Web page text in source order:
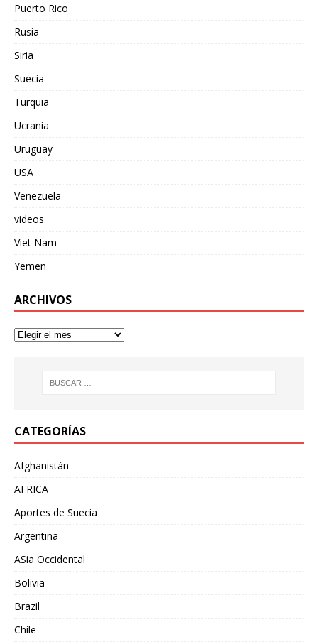
Puerto Rico
Rusia
Siria
Suecia
Turquia
Ucrania
Uruguay
USA
Venezuela
videos
Viet Nam
Yemen
ARCHIVOS
CATEGORÍAS
Afghanistán
AFRICA
Aportes de Suecia
Argentina
ASia Occidental
Bolivia
Brazil
Chile